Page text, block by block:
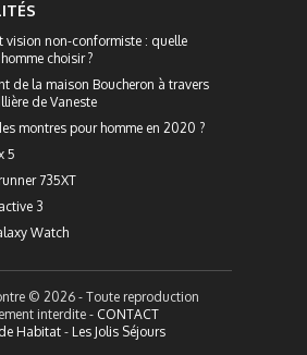
vision non-conformiste : quelle
choisir ?
de la maison Boucheron à travers
de Vaneste
montres pour homme en 2020 ?
5
735XT
3
Watch
© 2026 - Toute reproduction
interdite - CONTACT
Habitat- Les Jolis Séjours